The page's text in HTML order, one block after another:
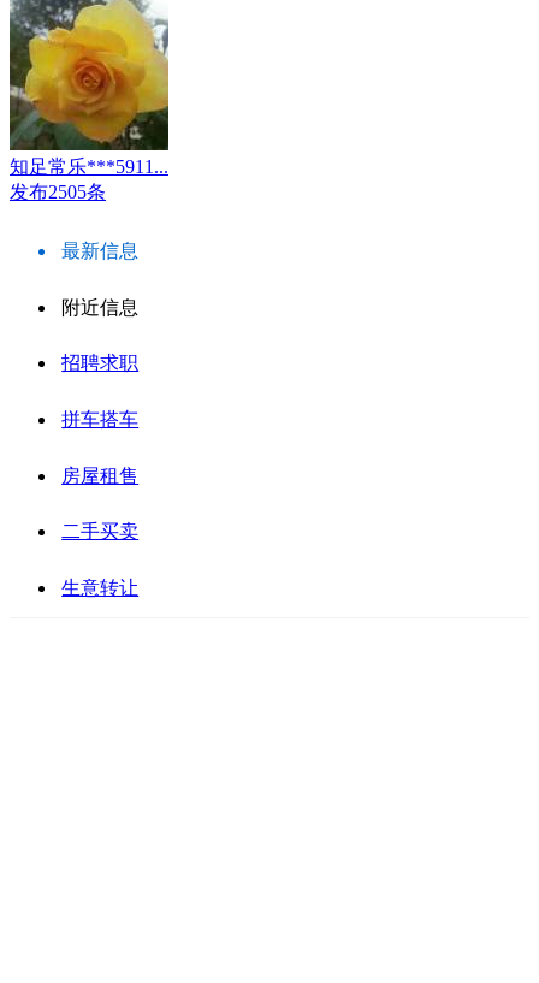
知足常乐***5911...
发布2505条
最新信息
附近信息
招聘求职
拼车搭车
房屋租售
二手买卖
生意转让